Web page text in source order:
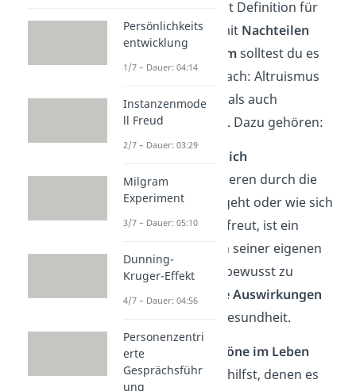
Wenn Altruismus laut Definition für
dich als Helfenden mit Nachteilen
verbunden ist,
warumsolltest du es
dann tun? Ganz einfach: Altruismus
hat sowohlmentale
als auch
körperliche Vorteile . Dazu gehören:
Helfen macht Glücklich
Zu sehen, wie es anderen durch die
eigene Hilfe besser geht oder wie sich
der Hilfeempfänger freut, ist ein
. Sich seiner eigenen
Selbstwirksamkeit
bewusst zu
werden, hatpositive Auswirkungen
auf die psychische Gesundheit.
Fokus auf das Schöne im Leben
Wenn du Menschen hilfst, denen es
Persönlichkeits
entwicklung
1/7 – Dauer: 04:14
Instanzenmode
ll Freud
2/7 – Dauer: 03:29
Milgram
Experiment
3/7 – Dauer: 05:10
Dunning-
Kruger-Effekt
4/7 – Dauer: 04:56
Personenzentri
erte
Gesprächsführ
ung